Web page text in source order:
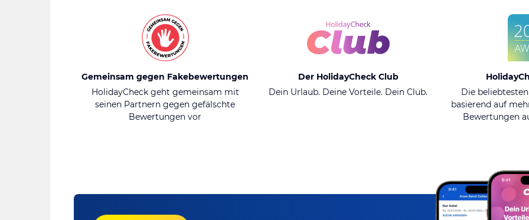
Gemeinsam gegen Fakebewertungen
HolidayCheck geht gemeinsam mit
seinen Partnern gegen gefälschte
Bewertungen vor
Der HolidayCheck Club
Dein Urlaub. Deine Vorteile. Dein Club.
Die
basierend auf
Bewertungen